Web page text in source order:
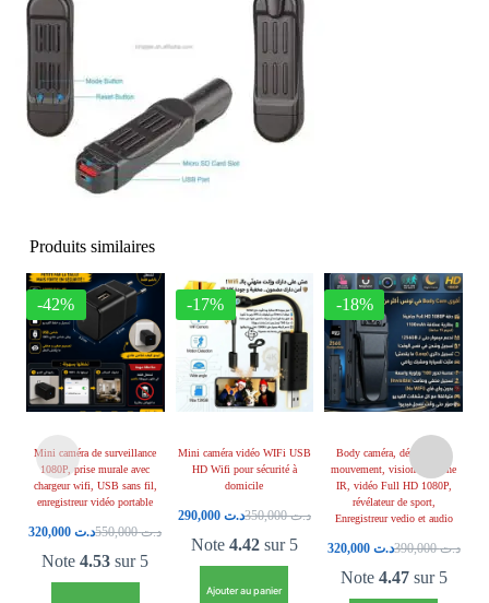
Produits similaires
-42%
Mini caméra de surveillance
1080P, prise murale avec
chargeur wifi, USB sans fil,
enregistreur vidéo portable
د.ت550,000 د.ت320,000
Note4.53 sur 5
-17%
Mini caméra vidéo WIFi USB
HD Wifi pour sécurité à
domicile
د.ت350,000 د.ت 290,000
Note 4.42sur 5
Ajouter au panier
-18%
Body caméra, détection de
mouvement, vision nocturne
IR, vidéo Full HD 1080P,
révélateur de sport,
Enregistreur vedio et audio
د.ت390,000 د.ت 320,000
Note 4.47sur 5